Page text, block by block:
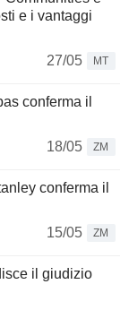
e i vantaggi
27/05
MT
conferma il
18/05
ZM
conferma il
15/05
ZM
il giudizio